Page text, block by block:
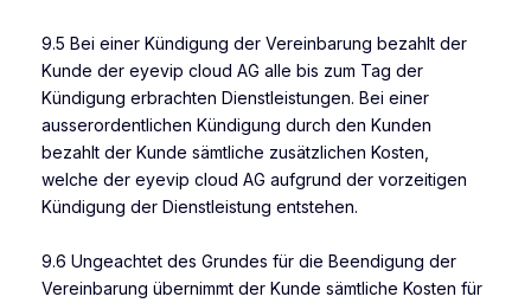
9.5 Bei einer Kündigung der Vereinbarung bezahlt der
Kunde der eyevip cloud AG alle bis zum Tag der
Kündigung erbrachten Dienstleistungen. Bei einer
ausserordentlichen Kündigung durch den Kunden
bezahlt der Kunde sämtliche zusätzlichen Kosten,
welche der eyevip cloud AG aufgrund der vorzeitigen
Kündigung der Dienstleistung entstehen.
9.6 Ungeachtet des Grundes für die Beendigung der
Vereinbarung übernimmt der Kunde sämtliche Kosten für